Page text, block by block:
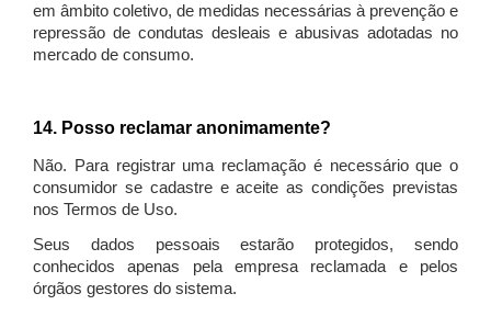
em âmbito coletivo, de medidas necessárias à prevenção e
repressão de condutas desleais e abusivas adotadas no
mercado de consumo.
14. Posso reclamar anonimamente?
Não. Para registrar uma reclamação é necessário que o
consumidor se cadastre e aceite as condições previstas
nos Termos de Uso.
Seus dados pessoais estarão protegidos, sendo
conhecidos apenas pela empresa reclamada e pelos
órgãos gestores do sistema.